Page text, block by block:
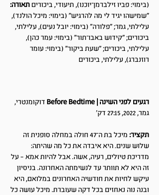
(בימוי: פביו זילברמן־יוכנו), תיעודי, ביכורים תאורה:
"שמישהו יגיד לי מה להרגיש" (בימוי: מיכל הולנד),
עלילתי, גמר; "פלורה" (בימוי: יובל נעים), עלילתי,
ביכורים; "קידוש באבו־תור" (בימוי: עמר כהן),
עלילתי, ביכורים; "שעת ביקור" (בימוי: עומר
רוזנברג), עלילתי, ביכורים
רגעים לפני השינה | Before Bedtime
דוקומנטרי,
גמר, 2022, 27:15 דק'
תקציר:
מיכל בת ה־47 חולה במחלה סופנית זה
שלוש שנים. היא איבדה את כל מה שהיתה:
מדריכת טיולים, רעיה, אשה. אבל להיות אמא – על
זה היא לא תוותר עד לנשימתה האחרונה. בניסיון
עיקש לחיות את חודשיה האחרונים במלואם, היא
ובנה נוה נאחזים בכל דקה שעוברת. מיכל עושה כל